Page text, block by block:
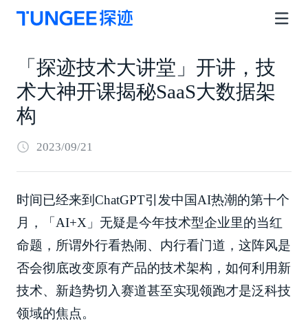
「探迹技术大讲堂」开讲，技
术大神开课揭秘SaaS大数据架
构
2023/09/21
时间已经来到ChatGPT引发中国AI热潮的第十个
月，「AI+X」无疑是今年技术型企业里的当红
命题，所谓外行看热闹、内行看门道，这阵风是
否会彻底改变原有产品的技术架构，如何利用新
技术、新趋势切入赛道甚至实现领跑才是泛科技
领域的焦点。